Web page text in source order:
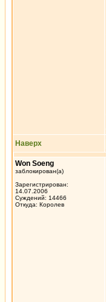
Наверх
Won Soeng
заблокирован(а)
Зарегистрирован:
14.07.2006
Суждений: 14466
Откуда: Королев